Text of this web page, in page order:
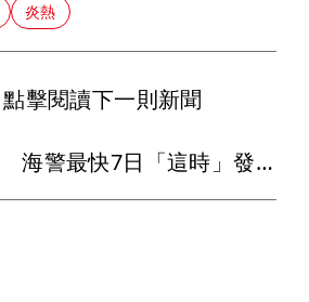
炎熱
點擊閱讀下一則新聞
白海豚逼近台灣 海警最快7日「這時」發布！週末北部山區防豪雨